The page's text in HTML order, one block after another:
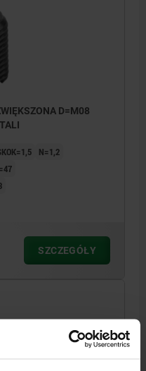
D=M08
N=1,2
SZCZEGÓŁY